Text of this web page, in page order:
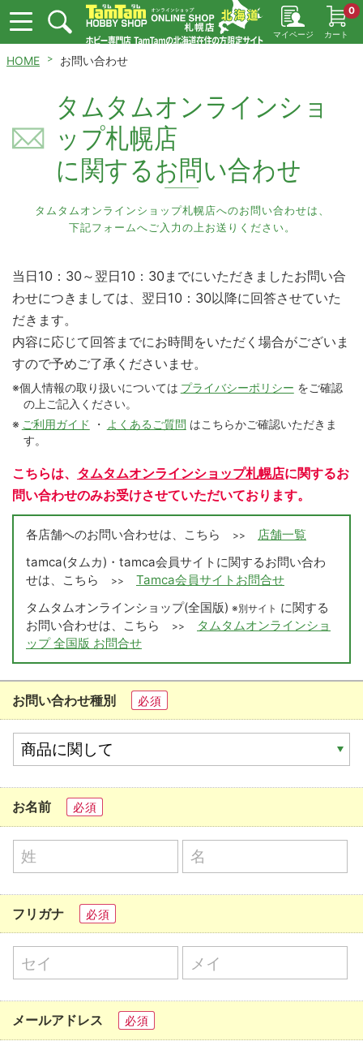
マイページ カート
0
HOME お問い合わせ
タムタムオンラインショ
ップ札幌店
に関するお問い合わせ
タムタムオンラインショップ札幌店へのお問い合わせは、
下記フォームへご入力の上お送りください。
当日10：30～翌日10：30までにいただきましたお問い合
わせにつきましては、翌日10：30以降に回答させていた
だきます。
内容に応じて回答までにお時間をいただく場合がございま
すので予めご了承くださいませ。
※個人情報の取り扱いについては プライバシーポリシー をご確認
の上ご記入ください。
※ ご利用ガイド ・ よくあるご質問 はこちらかご確認いただきま
す。
こちらは、 タムタムオンラインショップ札幌店に関するお
問い合わせのみお受けさせていただいております。
各店舗へのお問い合わせは、こちら >>
店舗一覧
tamca(タムカ)・tamca会員サイトに関するお問い合わ
せは、こちら
>>
Tamca会員サイトお問合せ
タムタムオンラインショップ(全国版) ※別サイト に関する
お問い合わせは、こちら
>>
タムタムオンラインショ
ップ 全国版 お問合せ
お問い合わせ種別 必須
お名前 必須
フリガナ 必須
メールアドレス 必須